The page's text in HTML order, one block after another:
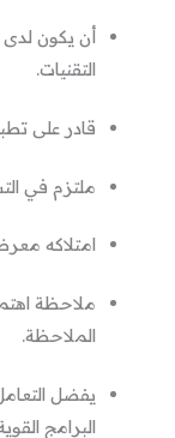
أن يكون
التقنيات.
قادر على
ملتزم في
امتلاكه
ملاحظة
الملاحظة.
يفضل
البرامج